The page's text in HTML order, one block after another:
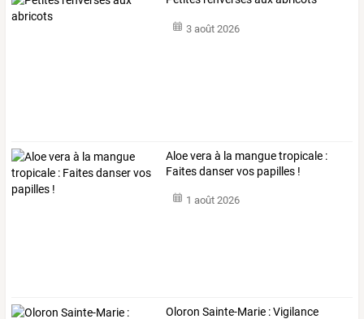
3 août 2026
Aloe vera à la mangue tropicale :
Faites danser vos papilles !
1 août 2026
Oloron Sainte-Marie : Vigilance